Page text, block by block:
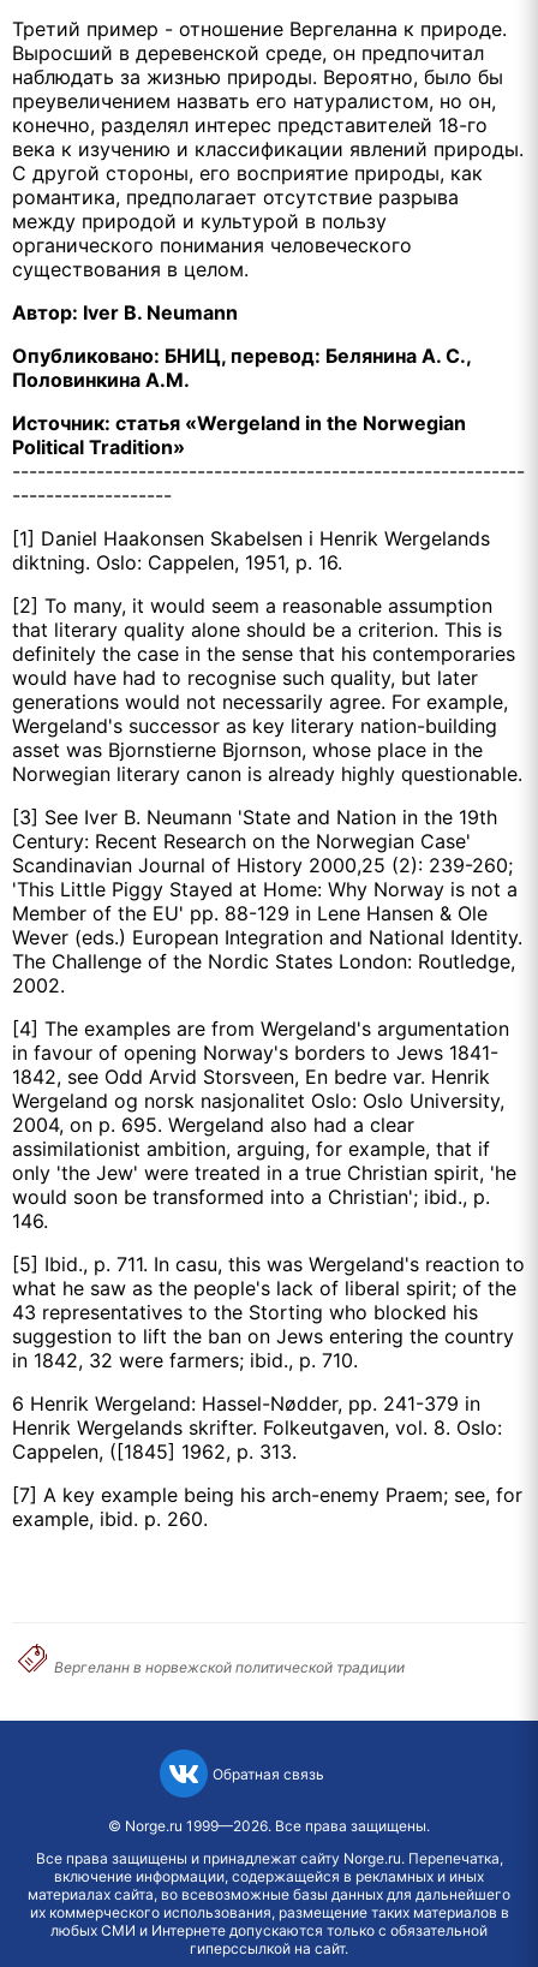
Третий пример - отношение Вергеланна к природе.
Выросший в деревенской среде, он предпочитал
наблюдать за жизнью природы. Вероятно, было бы
преувеличением назвать его натуралистом, но он,
конечно, разделял интерес представителей 18-го
века к изучению и классификации явлений природы.
С другой стороны, его восприятие природы, как
романтика, предполагает отсутствие разрыва
между природой и культурой в пользу
органического понимания человеческого
существования в целом.
Автор: Iver B. Neumann
Опубликовано: БНИЦ, перевод: Белянина А. С.,
Половинкина А.М.
Источник: статья «Wergeland in the Norwegian
Political Tradition»
-------------------------------------------------------------
-------------------
[1] Daniel Haakonsen Skabelsen i Henrik Wergelands
diktning. Oslo: Cappelen, 1951, p. 16.
[2] To many, it would seem a reasonable assumption
that literary quality alone should be a criterion. This is
definitely the case in the sense that his contemporaries
would have had to recognise such quality, but later
generations would not necessarily agree. For example,
Wergeland's successor as key literary nation-building
asset was Bjornstierne Bjornson, whose place in the
Norwegian literary canon is already highly questionable.
[3] See Iver B. Neumann 'State and Nation in the 19th
Century: Recent Research on the Norwegian Case'
Scandinavian Journal of History 2000,25 (2): 239-260;
'This Little Piggy Stayed at Home: Why Norway is not a
Member of the EU' pp. 88-129 in Lene Hansen & Ole
Wever (eds.) European Integration and National Identity.
The Challenge of the Nordic States London: Routledge,
2002.
[4] The examples are from Wergeland's argumentation
in favour of opening Nor­way's borders to Jews 1841-
1842, see Odd Arvid Storsveen, En bedre var. Henrik
Wergeland og norsk nasjonalitet Oslo: Oslo University,
2004, on p. 695. Wergeland also had a clear
assimilationist ambition, arguing, for example, that if
only 'the Jew' were treated in a true Christian spirit, 'he
would soon be transformed into a Christian'; ibid., p.
146.
[5] Ibid., p. 711. In casu, this was Wergeland's reaction to
what he saw as the people's lack of liberal spirit; of the
43 representatives to the Storting who blocked his
suggestion to lift the ban on Jews entering the country
in 1842, 32 were farmers; ibid., p. 710.
6 Henrik Wergeland: Hassel-Nødder, pp. 241-379 in
Henrik Wergelands skrifter. Folkeutgaven, vol. 8. Oslo:
Cappelen, ([1845] 1962, p. 313.
[7] A key example being his arch-enemy Praem; see, for
example, ibid. p. 260.
Вергеланн в норвежской политической традиции
Обратная связь
© Norge.ru 1999—2026. Все права защищены.
Все права защищены и принадлежат сайту Norge.ru. Перепечатка,
включение информации, содержащейся в рекламных и иных
материалах сайта, во всевозможные базы данных для дальнейшего
их коммерческого использования, размещение таких материалов в
любых СМИ и Интернете допускаются только с обязательной
гиперссылкой на сайт.